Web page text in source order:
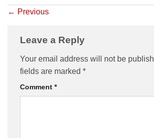
← Previous
Leave a Reply
Your email address will not be
fields are marked *
Comment *